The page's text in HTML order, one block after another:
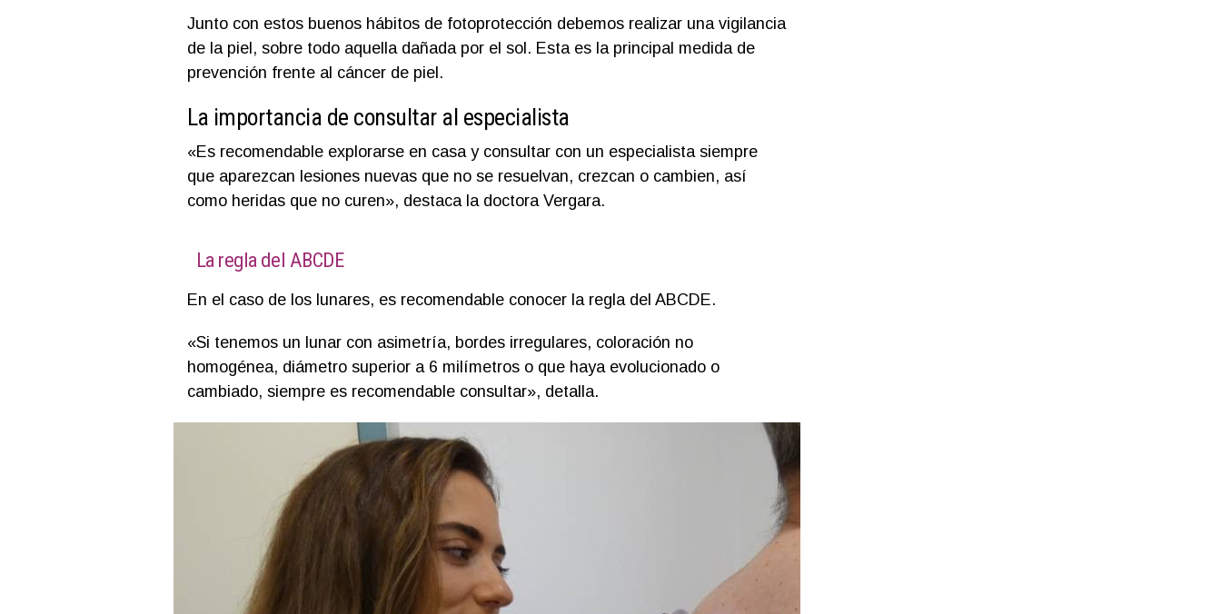
Junto con estos buenos hábitos de fotoprotección debemos realizar una vigilancia
de la piel, sobre todo aquella dañada por el sol. Esta es la principal medida de
prevención frente al cáncer de piel.
La importancia de consultar al especialista
«Es recomendable explorarse en casa y consultar con un especialista siempre
que aparezcan lesiones nuevas que no se resuelvan, crezcan o cambien, así
como heridas que no curen», destaca la doctora Vergara.
La regla del ABCDE
En el caso de los lunares, es recomendable conocer la regla del ABCDE.
«Si tenemos un lunar con asimetría, bordes irregulares, coloración no
homogénea, diámetro superior a 6 milímetros o que haya evolucionado o
cambiado, siempre es recomendable consultar», detalla.